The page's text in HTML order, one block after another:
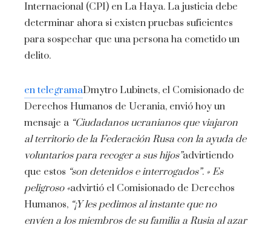
Internacional (CPI) en La Haya. La justicia debe
determinar ahora si existen pruebas suficientes
para sospechar que una persona ha cometido un
delito.
en telegramaDmytro Lubinets, el Comisionado de
Derechos Humanos de Ucrania, envió hoy un
mensaje a “Ciudadanos ucranianos que viajaron
al territorio de la Federación Rusa con la ayuda de
voluntarios para recoger a sus hijos”advirtiendo
que estos “son detenidos e interrogados”. » Es
peligroso «advirtió el Comisionado de Derechos
Humanos, “¡Y les pedimos al instante que no
envíen a los miembros de su familia a Rusia al azar